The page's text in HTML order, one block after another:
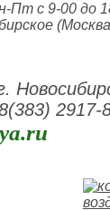
Пт с 9-00 до
2917-